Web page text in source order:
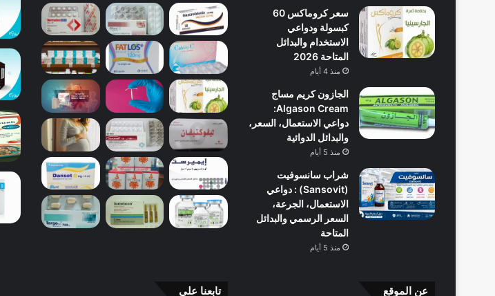
سعر كروماكس 60
كبسولة ودواعي
الاستخدام والبدائل
المتاحة 2026
منذ 4 أيام
الجازون كريم مساج
Algason Cream:
دواعي الاستعمال، السعر،
والبدائل الدوائية
منذ 5 أيام
شراب سانسوفيت
(Sansovit) : دواعي
الاستعمال، الجرعة،
السعر الرسمي والبدائل
المتاحة
منذ 5 أيام
عن الموقع تابعنا على